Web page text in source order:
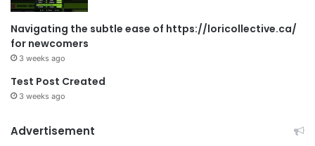
Navigating the subtle ease of https://loricollective.ca/
for newcomers
3 weeks ago
Test Post Created
3 weeks ago
Advertisement